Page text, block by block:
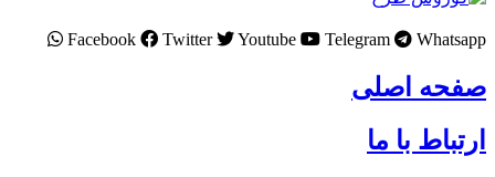
Facebook Twitter Youtube Telegram Whatsapp
صفحه اصلی
ارتباط با ما